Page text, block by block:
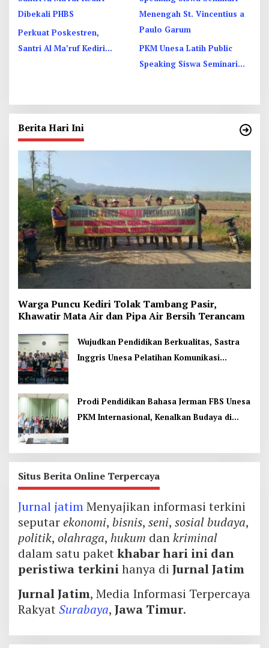
Perkuat Poskestren,
Santri Al Ma’ruf Kediri
PKM Unesa Latih Public
Speaking Siswa Seminari
Berita Hari Ini
Warga Puncu Kediri Tolak Tambang Pasir,
Khawatir Mata Air dan Pipa Air Bersih Terancam
Wujudkan Pendidikan Berkualitas, Sastra
Inggris Unesa Pelatihan Komunikasi
Prodi Pendidikan Bahasa Jerman FBS Unesa
PKM Internasional, Kenalkan Budaya di
Situs Berita Online Terpercaya
Jurnal jatimMenyajikan informasi terkini
seputarekonomi, bisnis, seni, sosial budaya,
politik, olahraga, hukum dankriminal
dalam satu paketkhabar hari ini dan
peristiwa terkinihanya di Jurnal Jatim
Jurnal Jatim, Media Informasi Terpercaya
RakyatSurabaya, Jawa Timur.